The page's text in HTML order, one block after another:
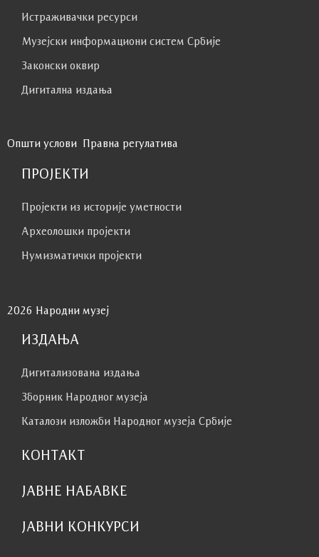
Истраживачки ресурси
Музејски информациони систем Србије
Законски оквир
Дигитална издања
Општи услови Правна регулатива
ПРОЈЕКТИ
Пројекти из историје уметности
Археолошки пројекти
Нумизматички пројекти
2026 Народни музеј
ИЗДАЊА
Дигитализована издања
Зборник Народног музеја
Каталози изложби Народног музеја Србије
КОНТАКТ
ЈАВНЕ НАБАВКЕ
ЈАВНИ КОНКУРСИ